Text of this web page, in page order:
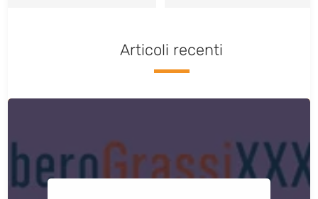
Articoli recenti